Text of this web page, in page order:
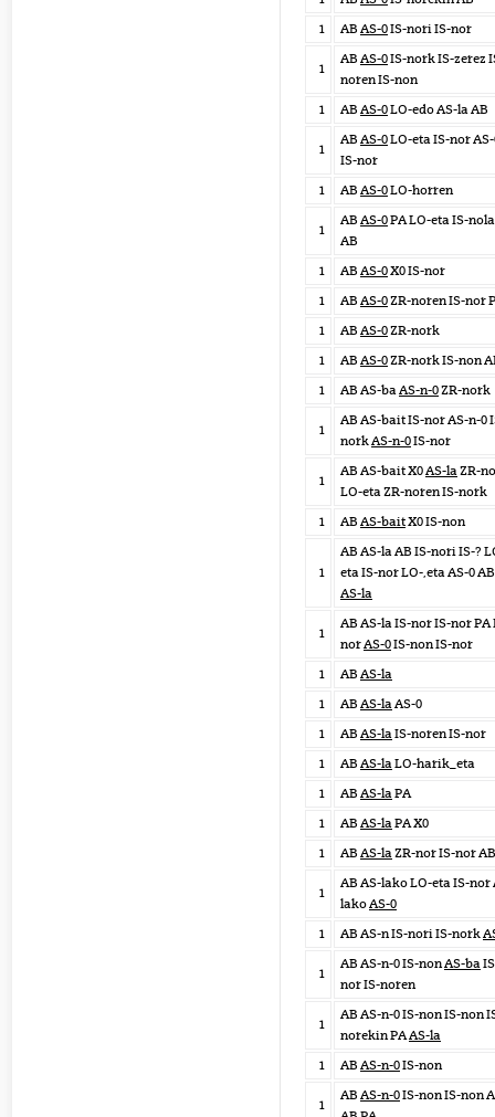
1
AB AS-0IS-nori IS-nor
1
AB AS-0IS-nork IS-zerez
noren IS-non
1
AB AS-0LO-edo AS-la AB
1
AB AS-0LO-eta IS-nor
IS-nor
1
AB AS-0LO-horren
1
AB AS-0PA LO-eta IS-nola
AB
1
AB AS-0X0 IS-nor
1
AB AS-0ZR-noren IS-nor
1
AB AS-0ZR-nork
1
AB AS-0ZR-nork IS-non
1
AB AS-baAS-n-0ZR-nork
1
AB AS-bait IS-nor AS-n-0
norkAS-n-0IS-nor
1
AB AS-bait X0AS-laZR-
LO-eta ZR-noren IS-nork
1
AB AS-baitX0 IS-non
1
AB AS-la AB IS-nori IS-?
eta IS-nor LO-,eta AS-0 AB
AS-la
1
AB AS-la IS-nor IS-nor PA
norAS-0IS-non IS-nor
1
AB AS-la
1
AB AS-laAS-0
1
AB AS-laIS-noren IS-nor
1
AB AS-laLO-harik_eta
1
AB AS-laPA
1
AB AS-laPA X0
1
AB AS-laZR-nor IS-nor AB
1
AB AS-lako LO-eta IS-nor
lakoAS-0
1
AB AS-n IS-nori IS-nork
1
AB AS-n-0 IS-nonAS-ba
nor IS-noren
1
AB AS-n-0 IS-non IS-non
norekin PAAS-la
1
AB AS-n-0IS-non
1
AB AS-n-0IS-non IS-non